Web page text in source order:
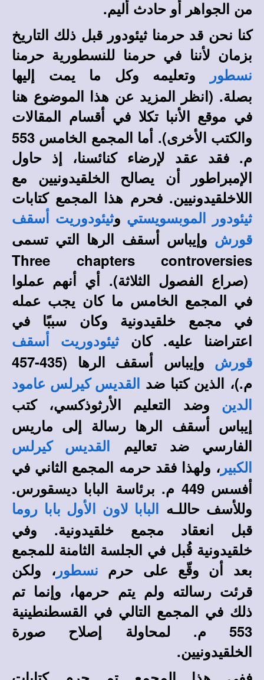
من الجواهر أو حادث أليم.
كنا نحن قد حرمنا ثيئودور قبل ذلك التاريخ
بزمان لأننا في حرمنا للنسطورية حرمنا
نسطور
وتعليمه وكل ما يمت إليها
بصلة. (انظر المزيد عن هذا الموضوع هنا
في موقع الأنبا تكلا في أقسام المقالات
والكتب الأخرى).
أما المجمع الخامس 553
م. فقد عقد لإرضاء كنائسنا، إذ حاول
الإمبراطور أن يصالح الخلقيدونيين مع
اللاخلقيدونيين. فحرم هذا المجمع كتابات
ثيئودور الموبسويستي وثيئودوريت أسقف
قورش وإيباس أسقف الرها التي تسمى
Three chapters controversies
(صراع الفصول الثلاثة). أي أنهم عملوا
في المجمع الخامس ما كان يجب عمله
في مجمع خلقيدونية وكان سببًا في
اعتراضنا عليه. كانثيئودوريت أسقف
قورش
وإيباس أسقف الرها (435-457
م.)، الذين كتبا ضد
القديس كيرلس عامود
الدين
وضد التعليم الأرثوذكسي، كتب
إيباس أسقف الرها رسالة إلى ماريس
الفارسي ضد تعاليم
القديس كيرلس
الكبير ، ولهذا فقد حرمه المجمع الثاني في
أفسس 449 م. برئاسة البابا ديسقورس.
وللأسف حاللـه
البابا لاون الأول بابا روما
قبل انعقاد مجمع خلقيدونية. وفي
خلقيدونية قُبل في الجلسة الثامنة للمجمع
بعد أن وقّع على حرم
نسطور ، ولكن
قرئت رسالته ولم يتم حرمها، وإنما تم
ذلك في المجمع التالي في القسطنطينية
553 م. لمحاولة إصلاح صورة
الخلقيدونيين.